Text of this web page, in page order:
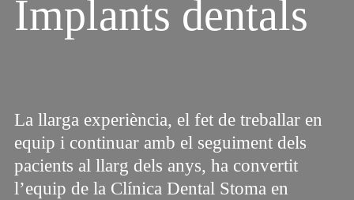
Implants dentals
La llarga experiència, el fet de treballar en
equip i continuar amb el seguiment dels
pacients al llarg dels anys, ha convertit
l’equip de la Clínica Dental Stoma en